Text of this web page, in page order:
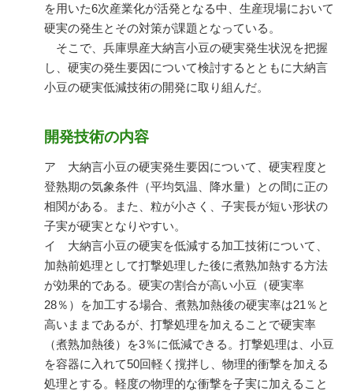
を用いた6次産業化が活発となる中、生産現場において
硬実の発生とその対策が課題となっている。
そこで、兵庫県産大納言小豆の硬実発生状況を把握
し、硬実の発生要因について検討するとともに大納言
小豆の硬実低減技術の開発に取り組んだ。
開発技術の内容
ア 大納言小豆の硬実発生要因について、硬実程度と
登熟期の気象条件（平均気温、降水量）との間に正の
相関がある。また、粒が小さく、子実長が短い形状の
子実が硬実となりやすい。
イ 大納言小豆の硬実を低減する加工技術について、
加熱前処理として打撃処理した後に煮熟加熱する方法
が効果的である。硬実の割合が高い小豆（硬実率
28％）を加工する場合、煮熟加熱後の硬実率は21％と
高いままであるが、打撃処理を加えることで硬実率
（煮熟加熱後）を3％に低減できる。打撃処理は、小豆
を容器に入れて50回軽く撹拌し、物理的衝撃を加える
処理とする。軽度の物理的な衝撃を子実に加えること